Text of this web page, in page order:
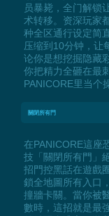
员暴毙，全门解锁
术转移。资深玩家
种全区通行设定简
压缩到10分钟，让
论你是想挖掘隐藏
你把精力全砸在最
PANICORE里当个
關閉所有門
在PANICORE這座
技「關閉所有門」
招門控黑話在遊戲
鎖全地圖所有入口
撞牆卡關。當你被
數時，這招就是最